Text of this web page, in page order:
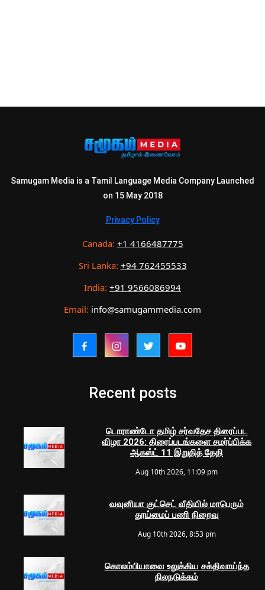
Samugam Media is a Tamil Language Media Company Launched
on 15 May 2018
Privacy Policy
Canada: +1 4166487775
Sri Lanka: +94 762455533
India: +91 9566086994
Email: info@samugammedia.com
Recent posts
டொராண்டோ தமிழ் சர்வதேச திரைப்பட
விழா 2026: திரைப்படங்களை சமர்ப்பிக்க
ஆகஸ்ட் 11 இறுதித் தேதி
Aug 10th 2026, 11:09 pm
வவுனியா குட்செட் வீதியில் மாபெரும்
தூய்மைப் பணி நிறைவு
Aug 10th 2026, 8:53 pm
கொலம்பியாவை உலுக்கிய சக்திவாய்ந்த
நிலநடுக்கம்